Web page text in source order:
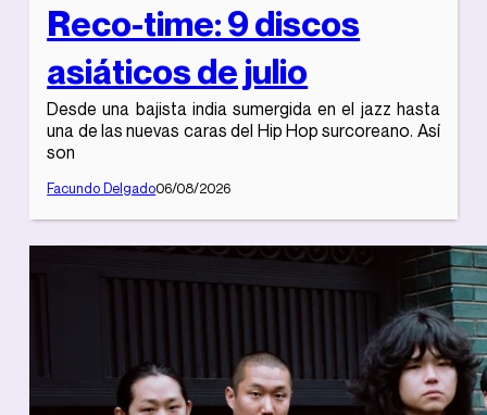
Reco-time: 9 discos
asiáticos de julio
Desde una bajista india sumergida en el jazz hasta
una de las nuevas caras del Hip Hop surcoreano. Así
son
Facundo Delgado06/08/2026